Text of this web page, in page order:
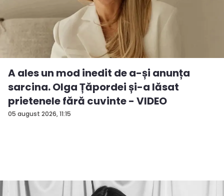
05 august 2026, 11:15
A ales un mod inedit de a-și anunța
sarcina. Olga Țăpordei și-a lăsat
prietenele fără cuvinte - VIDEO